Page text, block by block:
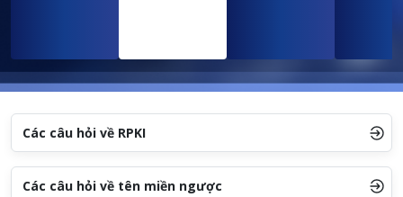
Các câu hỏi về RPKI
Các câu hỏi về tên miền ngược